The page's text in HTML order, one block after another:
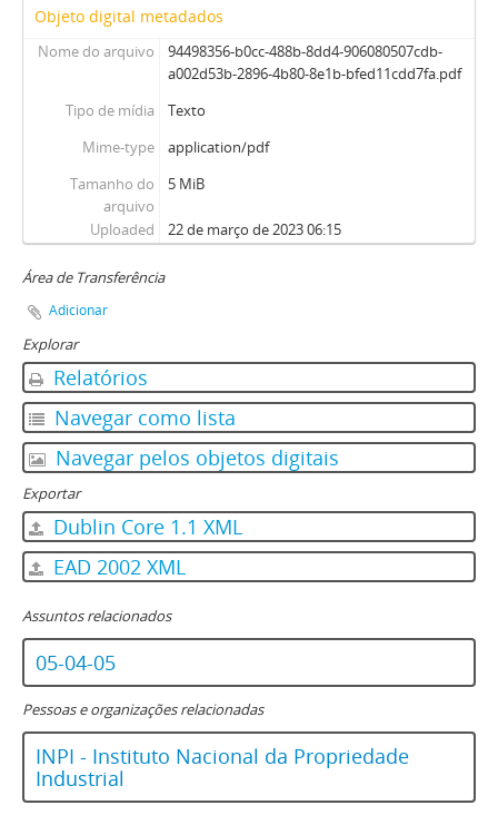
Objeto digital metadados
Nome do arquivo
94498356-b0cc-488b-8dd4-906080507cdb-
a002d53b-2896-4b80-8e1b-bfed11cdd7fa.pdf
Tipo de mídia
Texto
Mime-type
application/pdf
Tamanho do
arquivo
5 MiB
Uploaded 22 de março de 2023 06:15
Área de Transferência
Adicionar
Explorar
Relatórios
Navegar como lista
Navegar pelos objetos digitais
Exportar
Dublin Core 1.1 XML
EAD 2002 XML
Assuntos relacionados
05-04-05
Pessoas e organizações relacionadas
INPI - Instituto Nacional da Propriedade
Industrial